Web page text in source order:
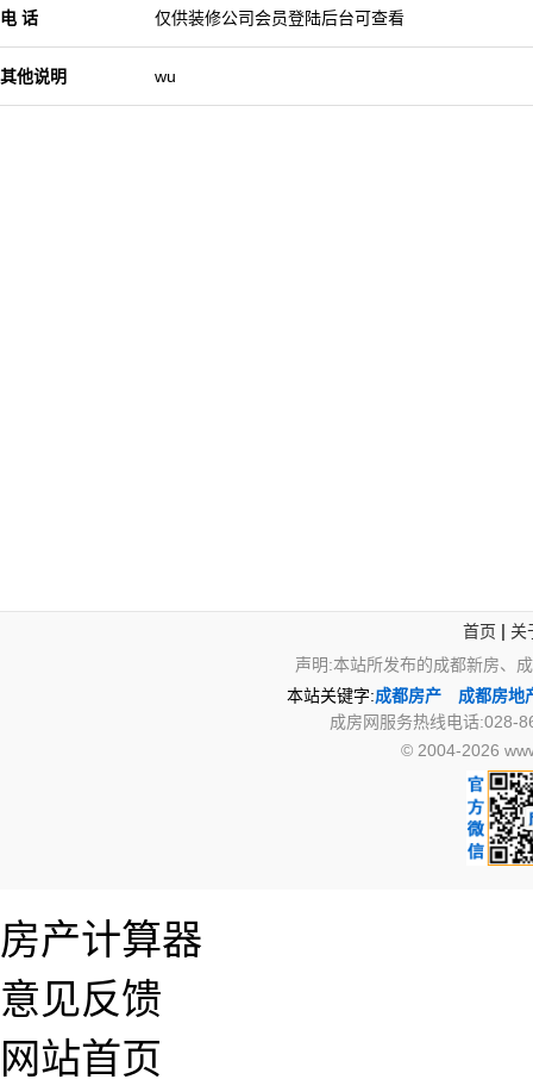
电 话 仅供装修公司会员登陆后台可查看
其他说明 wu
首页 | 关
声明:本站所发布的成都新房、
本站关键字:成都房产
成都房地
成房网服务热线电话:028-
© 2004-2026
房产计算器
意见反馈
网站首页